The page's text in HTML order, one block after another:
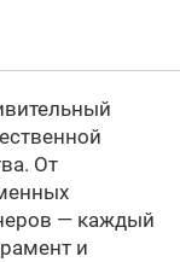
От
— каждый
и